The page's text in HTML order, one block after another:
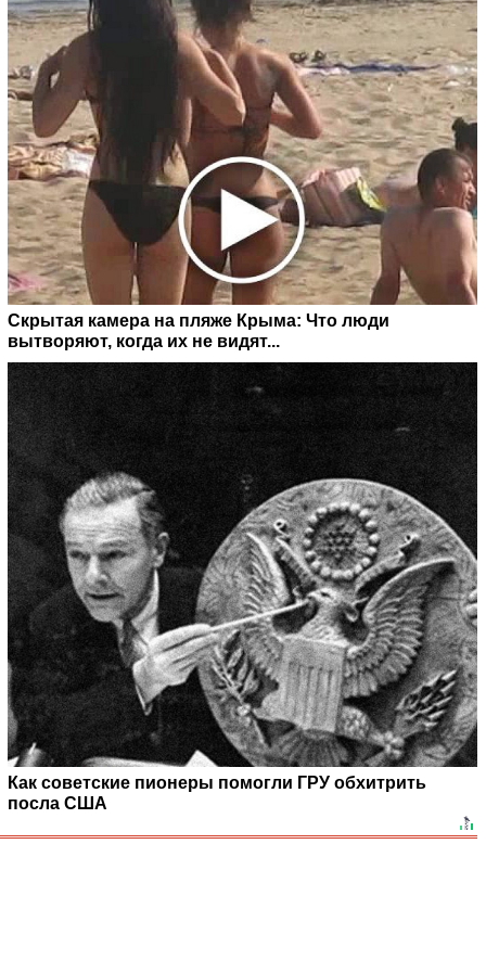
Скрытая камера на пляже Крыма: Что люди
вытворяют, когда их не видят...
Как советские пионеры помогли ГРУ обхитрить
посла США